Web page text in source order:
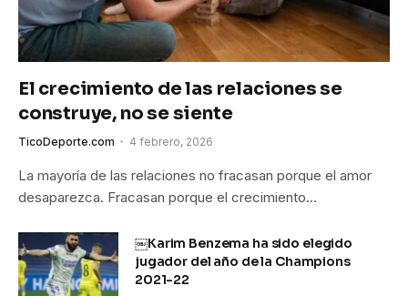
El crecimiento de las relaciones se
construye, no se siente
TicoDeporte.com 4 febrero, 2026
La mayoría de las relaciones no fracasan porque el amor
desaparezca. Fracasan porque el crecimiento…
￼Karim Benzema ha sido elegido
jugador del año de la Champions
2021-22